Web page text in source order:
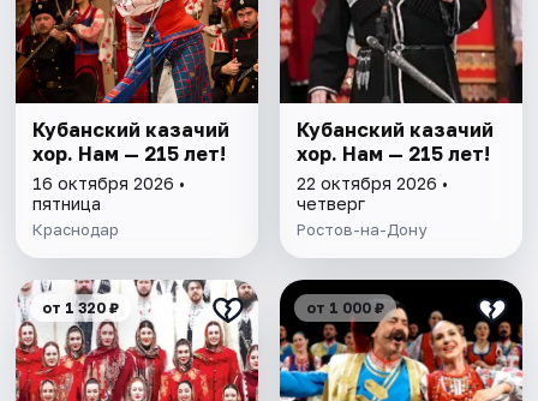
Кубанский казачий
хор. Нам — 215 лет!
16 октября 2026 •
пятница
Краснодар
Кубанский казачий
хор. Нам — 215 лет!
22 октября 2026 •
четверг
Ростов-на-Дону
от 1 320 ₽ от 1 000 ₽